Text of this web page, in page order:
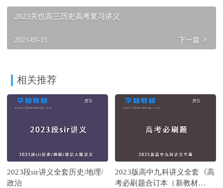
2023关也高三历史高考复习讲义
2023-05-15 下一篇
相关推荐
2023段sir讲义全套历史/地理/
政治
2023版高中九科讲义全套《高
考必刷题合订本（新教材